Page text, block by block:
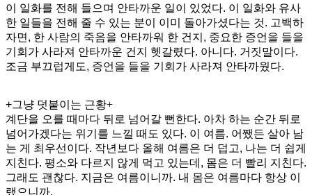
이 일화를 전해 들으며 안타까운 일이 있었다. 이 일화와 유사
한 일들을 전해 줄 수 있는 분이 이미 돌아가셨다는 것. 고백하
자면, 한 사람의 죽음을 안타까워 한 건지, 중요한 증언을 들을
기회가 사라져 안타까운 건지 헷갈렸다. 아니다. 거짓말이다.
조금 부끄럽게도, 증언을 들을 기회가 사라져 안타까웠다.
+그냥 덧붙이는 근황+
계단을 오를 때마다 뒤로 넘어갈 뻔한다. 아차 하는 순간 뒤로
넘어가겠다는 위기를 느낄 때도 있다. 이 여름. 어쨌든 살아 남
는 게 최우선이다. 작년보다 올해 여름은 더 덥고, 나는 더 쉽게
지친다. 평소와 다르지 않게 먹고 있는데, 몸은 더 빨리 지친다.
그래도 괜찮다. 지금은 여름이니까. 내 몸은 여름마다 항상 이
랬으니까.